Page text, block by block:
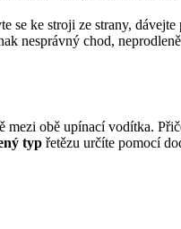
se ke stroji ze strany,
nesprávný chod,
mezi obě upínací vodítka.
typ řetězu určíte pomocí